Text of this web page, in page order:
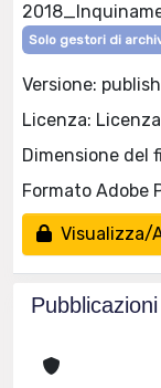
Solo gestori di
Versione:
Licenza:
Dimensione del
Formato Adobe
Visualizza/